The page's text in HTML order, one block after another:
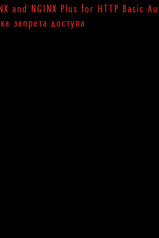
and NGINX Plus for HTTP Basic
запрета доступа